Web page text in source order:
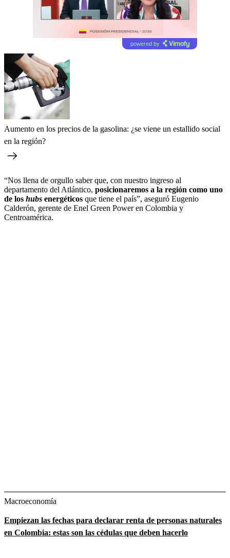
powered by
Aumento en los precios de la gasolina: ¿se viene un estallido social
en la región?
“Nos llena de orgullo saber que, con nuestro ingreso al
departamento del Atlántico, posicionaremos a la región como uno
de los hubs energéticos que tiene el país”, aseguró Eugenio
Calderón, gerente de Enel Green Power en Colombia y
Centroamérica.
Macroeconomía
Empiezan las fechas para declarar renta de personas naturales
en Colombia: estas son las cédulas que deben hacerlo